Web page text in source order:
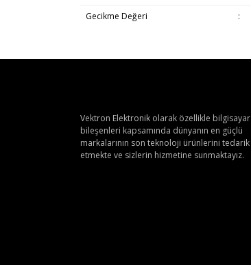
Gecikme Değeri
:
Vektron Elektronik olarak özellikle bilgisayar
bileşenleri kapsamında dünyanın en güçlü
markalarının son teknoloji ürünlerini tedarik
etmekte ve sizlerin hizmetine sunmaktayız.